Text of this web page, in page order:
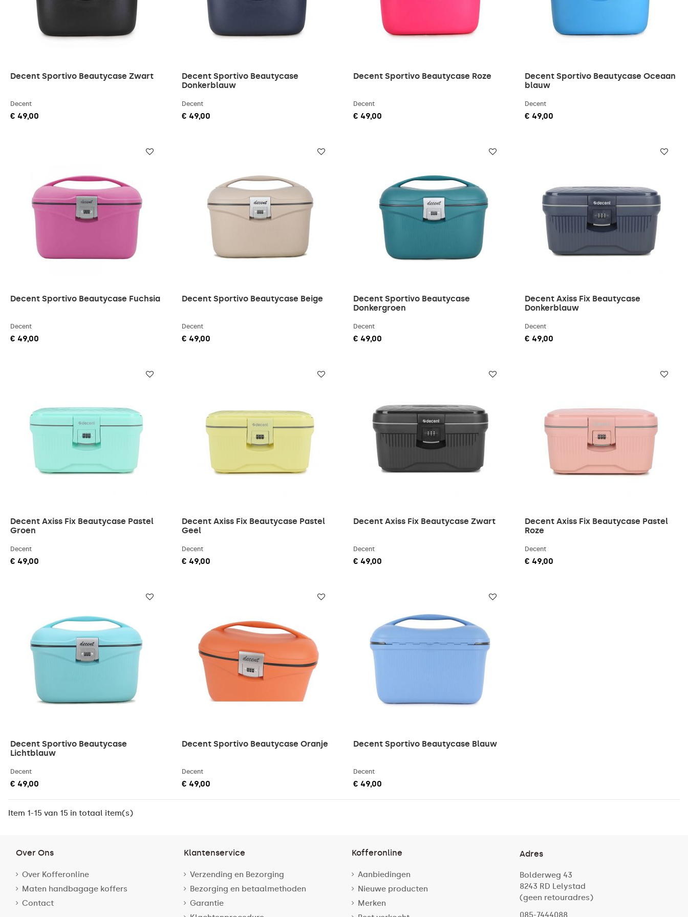
Decent Sportivo Beautycase Zwart
Decent
€ 49,00
Decent Sportivo Beautycase
Donkerblauw
Decent
€ 49,00
Decent Sportivo Beautycase Roze
Decent
€ 49,00
Decent Sportivo Beautycase Oceaan
blauw
Decent
€ 49,00
Decent Sportivo Beautycase Fuchsia
Decent
€ 49,00
Decent Sportivo Beautycase Beige
Decent
€ 49,00
Decent Sportivo Beautycase
Donkergroen
Decent
€ 49,00
Decent Axiss Fix Beautycase
Donkerblauw
Decent
€ 49,00
Decent Axiss Fix Beautycase Pastel
Groen
Decent
€ 49,00
Decent Axiss Fix Beautycase Pastel
Geel
Decent
€ 49,00
Decent Axiss Fix Beautycase Zwart
Decent
€ 49,00
Decent Axiss Fix Beautycase Pastel
Roze
Decent
€ 49,00
Decent Sportivo Beautycase
Lichtblauw
Decent
€ 49,00
Decent Sportivo Beautycase Oranje
Decent
€ 49,00
Decent Sportivo Beautycase Blauw
Decent
€ 49,00
Item 1-15 van 15 in totaal item(s)
Over Ons
Over Kofferonline
Maten handbagage koffers
Contact
Klantenservice
Verzending en Bezorging
Bezorging en betaalmethoden
Garantie
Kofferonline
Aanbiedingen
Nieuwe producten
Merken
Adres
Bolderweg 43
8243 RD Lelystad
(geen retouradres)
085-7444088